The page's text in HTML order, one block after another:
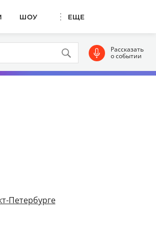
ШОУ ЕЩЕ
Рассказать
о событии
Петербурге